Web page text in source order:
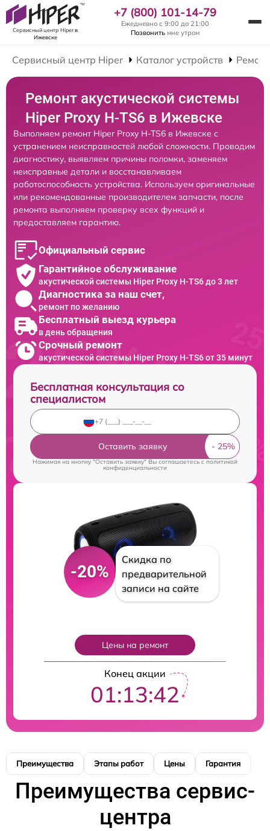
Сервисный центр Hiperв
Ижевске
+7 (800) 101-14-79
Ежедневно с 9:00 до 21:00
Позвонить мне утром
Сервисный центр Hiper Каталог устройств
Ремонт акустической системы
Hiper Proxy H-TS6 в Ижевске
Выполняем ремонт Hiper Proxy H-TS6 в Ижевске с
устранением неисправностей любой сложности. Проводим
диагностику, выявляем причины поломки, заменяем
неисправные детали и восстанавливаем
работоспособность устройства. Используем оригинальные
или рекомендованные производителем запчасти, после
ремонта выполняем проверку всех функций и
предоставляем гарантию.
Официальный сервис
Гарантийное обслуживание
акустической системы Hiper Proxy H-TS6 до 3 лет
Диагностика за наш счет,
ремонт по желанию
Бесплатный выезд курьера
в день обращения
Срочный ремонт
акустической системы Hiper Proxy H-TS6 от 35 минут
Бесплатная консультация со
специалистом
Оставить заявку
Нажимая на кнопку "Оставить заявку" Вы соглашаетесь cполитикой
конфиденциальности
-20%
Скидка по
предварительной
записи на сайте
Цены на ремонт
Конец акции
01:13:41
Преимущества Этапы работ Цены Гарантия
Преимущества сервис-
центра